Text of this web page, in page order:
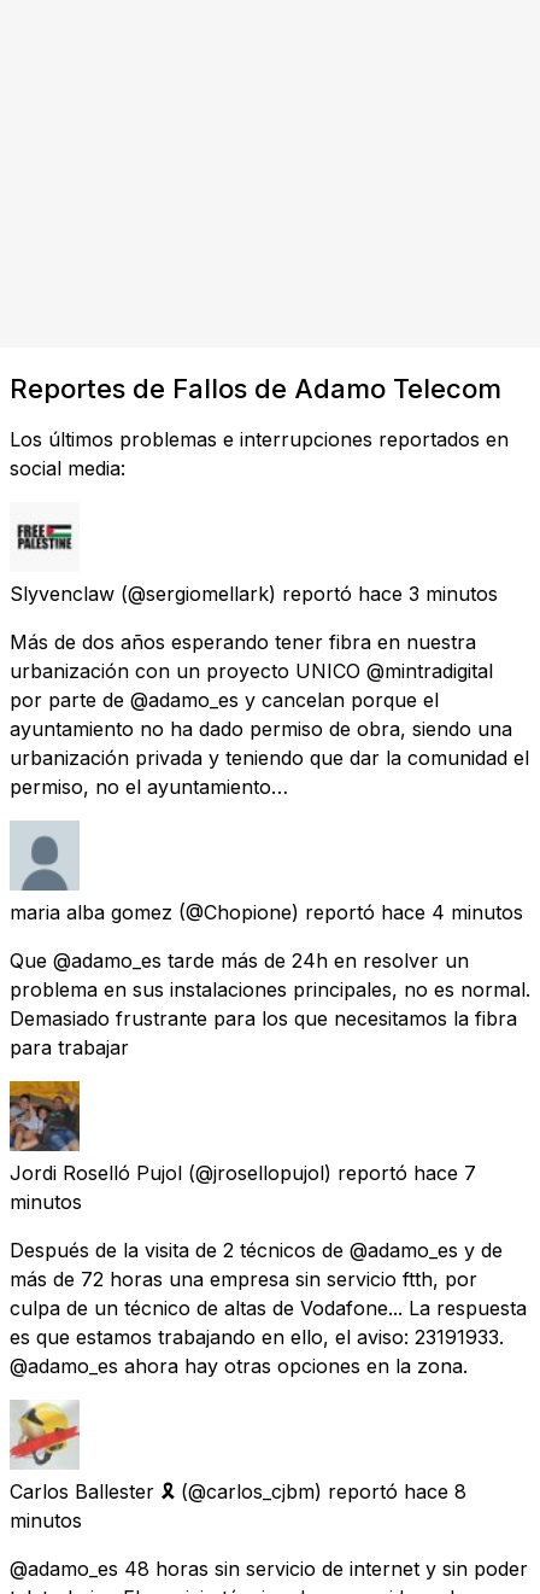
Reportes de Fallos de Adamo Telecom
Los últimos problemas e interrupciones reportados en
social media:
Slyvenclaw (@sergiomellark) reportó hace 3 minutos
Más de dos años esperando tener fibra en nuestra
urbanización con un proyecto UNICO @mintradigital
por parte de @adamo_es y cancelan porque el
ayuntamiento no ha dado permiso de obra, siendo una
urbanización privada y teniendo que dar la comunidad el
permiso, no el ayuntamiento…
maria alba gomez (@Chopione) reportó hace 4 minutos
Que @adamo_es tarde más de 24h en resolver un
problema en sus instalaciones principales, no es normal.
Demasiado frustrante para los que necesitamos la fibra
para trabajar
Jordi Roselló Pujol (@jrosellopujol) reportó hace 7
minutos
Después de la visita de 2 técnicos de @adamo_es y de
más de 72 horas una empresa sin servicio ftth, por
culpa de un técnico de altas de Vodafone... La respuesta
es que estamos trabajando en ello, el aviso: 23191933.
@adamo_es ahora hay otras opciones en la zona.
Carlos Ballester 🎗 (@carlos_cjbm) reportó hace 8
minutos
@adamo_es 48 horas sin servicio de internet y sin poder